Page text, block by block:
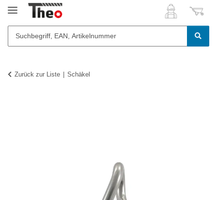
Zurück zur Liste Schäkel